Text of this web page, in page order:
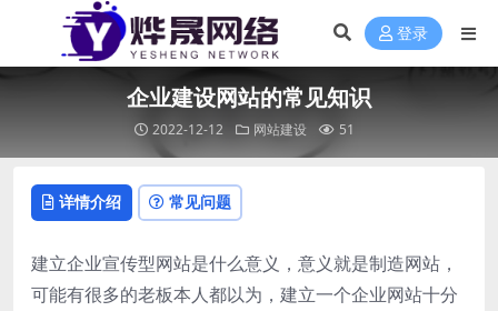
登录
企业建设网站的常见知识
2022-12-12 网站建设 51
详情介绍 常见问题
建立企业宣传型网站是什么意义，意义就是制造网站，
可能有很多的老板本人都以为，建立一个企业网站十分